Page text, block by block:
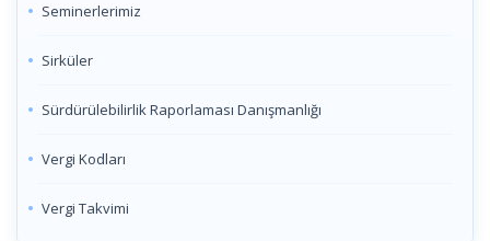
Seminerlerimiz
Sirküler
Sürdürülebilirlik Raporlaması Danışmanlığı
Vergi Kodları
Vergi Takvimi